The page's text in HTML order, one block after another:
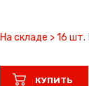
На складе > 16 шт.
КУПИТЬ